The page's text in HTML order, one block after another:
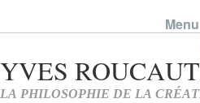
Menu
Skip to